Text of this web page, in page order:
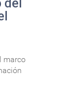
marco